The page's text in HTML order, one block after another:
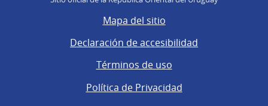
Mapa del sitio
Declaración de accesibilidad
Términos de uso
Política de Privacidad